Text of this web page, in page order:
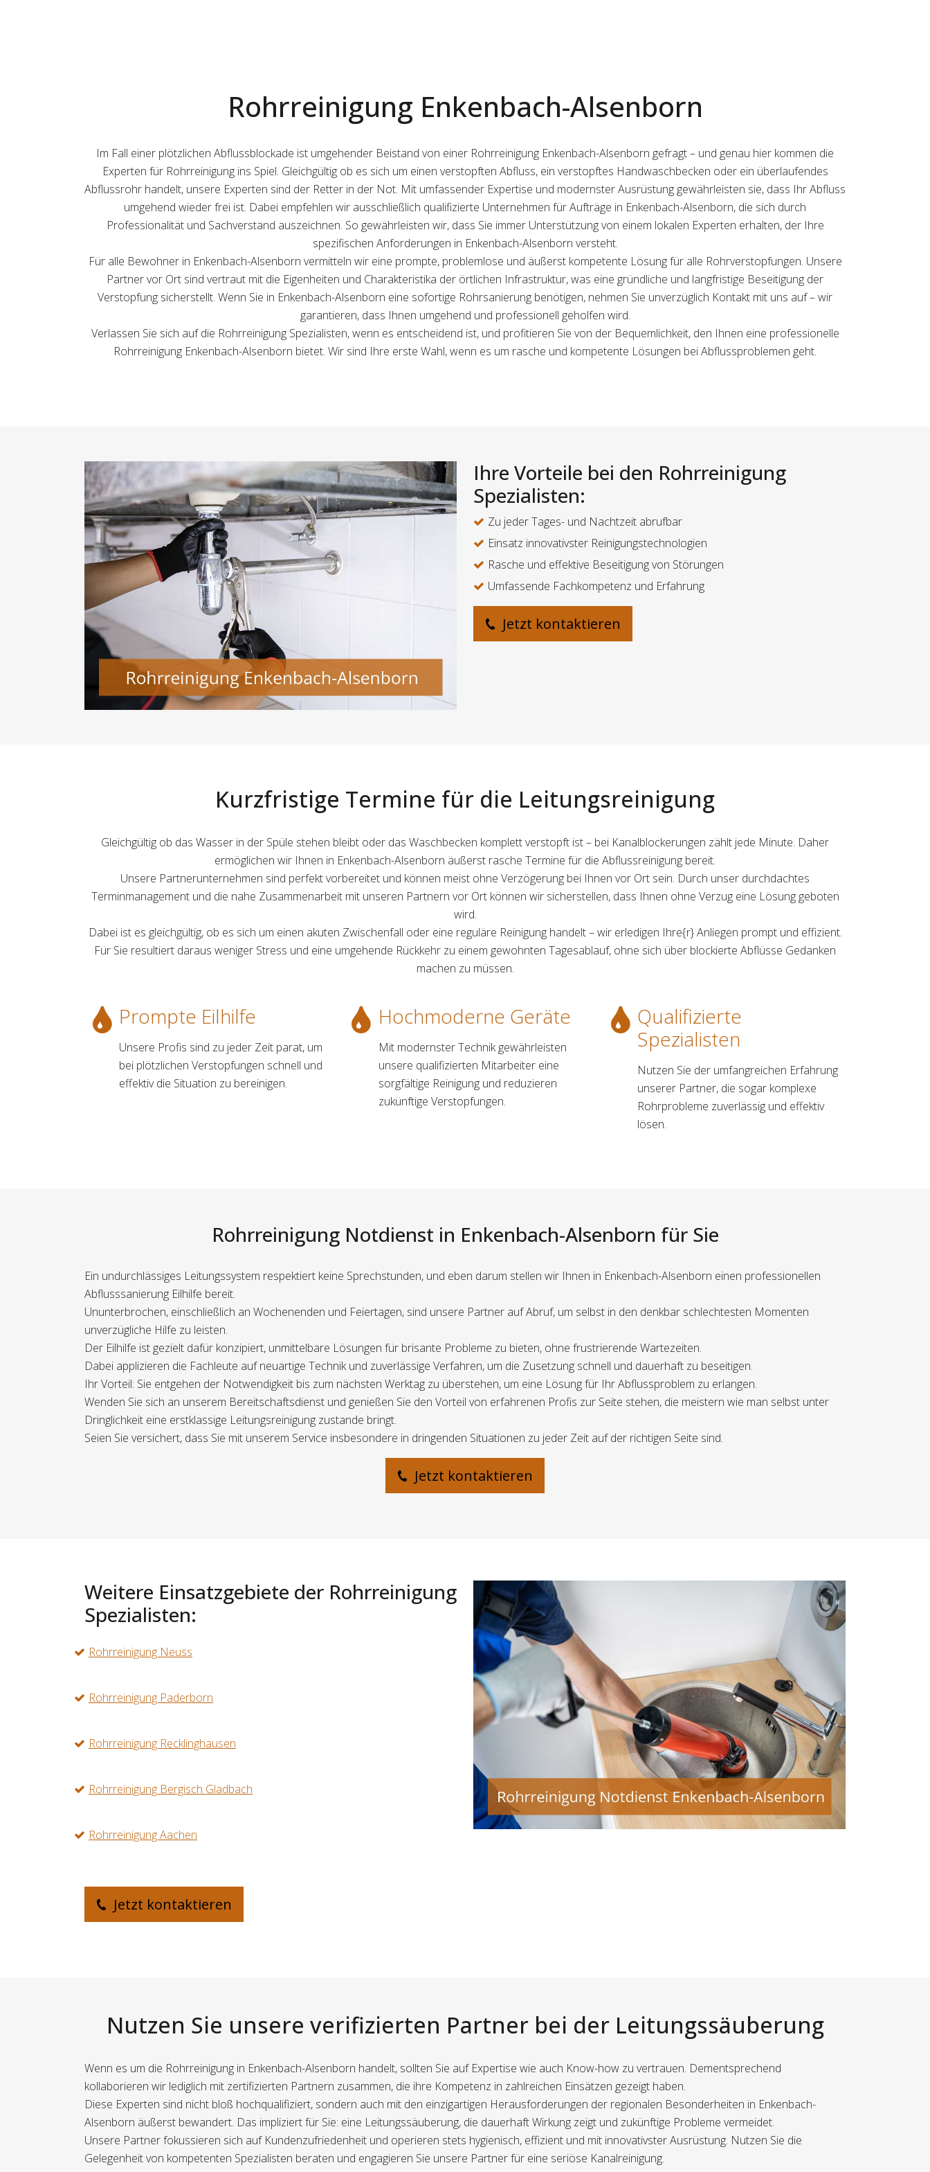
Rohrreinigung Enkenbach-Alsenborn
Im Fall einer plötzlichen Abflussblockade ist umgehender Beistand von einer Rohrreinigung Enkenbach-Alsenborn gefragt – und genau hier kommen die
Experten für Rohrreinigung ins Spiel. Gleichgültig ob es sich um einen verstopften Abfluss, ein verstopftes Handwaschbecken oder ein überlaufendes
Abflussrohr handelt, unsere Experten sind der Retter in der Not. Mit umfassender Expertise und modernster Ausrüstung gewährleisten sie, dass Ihr Abfluss
umgehend wieder frei ist. Dabei empfehlen wir ausschließlich qualifizierte Unternehmen für Aufträge in Enkenbach-Alsenborn, die sich durch
Professionalität und Sachverstand auszeichnen. So gewährleisten wir, dass Sie immer Unterstützung von einem lokalen Experten erhalten, der Ihre
spezifischen Anforderungen in Enkenbach-Alsenborn versteht.
Für alle Bewohner in Enkenbach-Alsenborn vermitteln wir eine prompte, problemlose und äußerst kompetente Lösung für alle Rohrverstopfungen. Unsere
Partner vor Ort sind vertraut mit die Eigenheiten und Charakteristika der örtlichen Infrastruktur, was eine gründliche und langfristige Beseitigung der
Verstopfung sicherstellt. Wenn Sie in Enkenbach-Alsenborn eine sofortige Rohrsanierung benötigen, nehmen Sie unverzüglich Kontakt mit uns auf – wir
garantieren, dass Ihnen umgehend und professionell geholfen wird.
Verlassen Sie sich auf die Rohrreinigung Spezialisten, wenn es entscheidend ist, und profitieren Sie von der Bequemlichkeit, den Ihnen eine professionelle
Rohrreinigung Enkenbach-Alsenborn bietet. Wir sind Ihre erste Wahl, wenn es um rasche und kompetente Lösungen bei Abflussproblemen geht.
Ihre Vorteile bei den Rohrreinigung
Spezialisten:
Zu jeder Tages- und Nachtzeit abrufbar
Einsatz innovativster Reinigungstechnologien
Rasche und effektive Beseitigung von Störungen
Umfassende Fachkompetenz und Erfahrung
Jetzt kontaktieren
Kurzfristige Termine für die Leitungsreinigung
Gleichgültig ob das Wasser in der Spüle stehen bleibt oder das Waschbecken komplett verstopft ist – bei Kanalblockerungen zählt jede Minute. Daher
ermöglichen wir Ihnen in Enkenbach-Alsenborn äußerst rasche Termine für die Abflussreinigung bereit.
Unsere Partnerunternehmen sind perfekt vorbereitet und können meist ohne Verzögerung bei Ihnen vor Ort sein. Durch unser durchdachtes
Terminmanagement und die nahe Zusammenarbeit mit unseren Partnern vor Ort können wir sicherstellen, dass Ihnen ohne Verzug eine Lösung geboten
wird.
Dabei ist es gleichgültig, ob es sich um einen akuten Zwischenfall oder eine reguläre Reinigung handelt – wir erledigen Ihre{r} Anliegen prompt und effizient.
Für Sie resultiert daraus weniger Stress und eine umgehende Rückkehr zu einem gewohnten Tagesablauf, ohne sich über blockierte Abflüsse Gedanken
machen zu müssen.
Prompte Eilhilfe
Unsere Profis sind zu jeder Zeit parat, um
bei plötzlichen Verstopfungen schnell und
effektiv die Situation zu bereinigen.
Hochmoderne Geräte
Mit modernster Technik gewährleisten
unsere qualifizierten Mitarbeiter eine
sorgfältige Reinigung und reduzieren
zukünftige Verstopfungen.
Qualifizierte
Spezialisten
Nutzen Sie der umfangreichen Erfahrung
unserer Partner, die sogar komplexe
Rohrprobleme zuverlässig und effektiv
lösen.
Rohrreinigung Notdienst in Enkenbach-Alsenborn für Sie
Ein undurchlässiges Leitungssystem respektiert keine Sprechstunden, und eben darum stellen wir Ihnen in Enkenbach-Alsenborn einen professionellen
Abflusssanierung Eilhilfe bereit.
Ununterbrochen, einschließlich an Wochenenden und Feiertagen, sind unsere Partner auf Abruf, um selbst in den denkbar schlechtesten Momenten
unverzügliche Hilfe zu leisten.
Der Eilhilfe ist gezielt dafür konzipiert, unmittelbare Lösungen für brisante Probleme zu bieten, ohne frustrierende Wartezeiten.
Dabei applizieren die Fachleute auf neuartige Technik und zuverlässige Verfahren, um die Zusetzung schnell und dauerhaft zu beseitigen.
Ihr Vorteil: Sie entgehen der Notwendigkeit bis zum nächsten Werktag zu überstehen, um eine Lösung für Ihr Abflussproblem zu erlangen.
Wenden Sie sich an unserem Bereitschaftsdienst und genießen Sie den Vorteil von erfahrenen Profis zur Seite stehen, die meistern wie man selbst unter
Dringlichkeit eine erstklassige Leitungsreinigung zustande bringt.
Seien Sie versichert, dass Sie mit unserem Service insbesondere in dringenden Situationen zu jeder Zeit auf der richtigen Seite sind.
Jetzt kontaktieren
Weitere Einsatzgebiete der Rohrreinigung
Spezialisten:
Rohrreinigung Neuss
Rohrreinigung Paderborn
Rohrreinigung Recklinghausen
Rohrreinigung Bergisch Gladbach
Rohrreinigung Aachen
Jetzt kontaktieren
Nutzen Sie unsere verifizierten Partner bei der Leitungssäuberung
Wenn es um die Rohrreinigung in Enkenbach-Alsenborn handelt, sollten Sie auf Expertise wie auch Know-how zu vertrauen. Dementsprechend
kollaborieren wir lediglich mit zertifizierten Partnern zusammen, die ihre Kompetenz in zahlreichen Einsätzen gezeigt haben.
Diese Experten sind nicht bloß hochqualifiziert, sondern auch mit den einzigartigen Herausforderungen der regionalen Besonderheiten in Enkenbach-
Alsenborn äußerst bewandert. Das impliziert für Sie: eine Leitungssäuberung, die dauerhaft Wirkung zeigt und zukünftige Probleme vermeidet.
Unsere Partner fokussieren sich auf Kundenzufriedenheit und operieren stets hygienisch, effizient und mit innovativster Ausrüstung. Nutzen Sie die
Gelegenheit von kompetenten Spezialisten beraten und engagieren Sie unsere Partner für eine seriöse Kanalreinigung.